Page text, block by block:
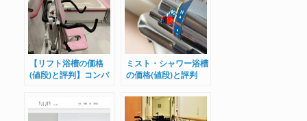
【リフト浴槽の価格
(値段)と評判】コンパ
ミスト・シャワー浴槽
の価格(値段)と評判
能